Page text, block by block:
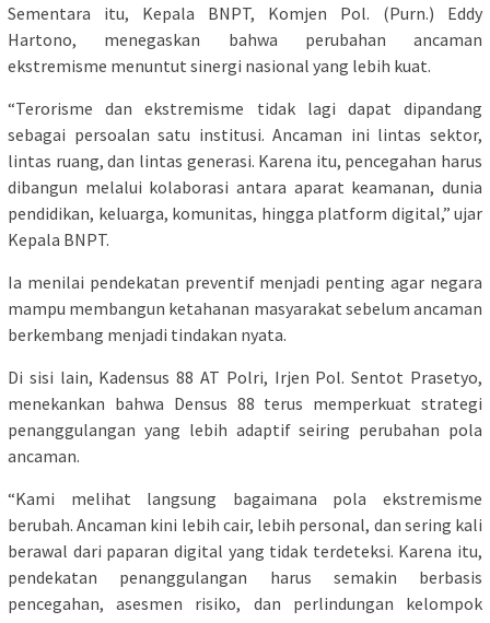
Sementara itu, Kepala BNPT, Komjen Pol. (Purn.) Eddy
Hartono, menegaskan bahwa perubahan ancaman
ekstremisme menuntut sinergi nasional yang lebih kuat.
“Terorisme dan ekstremisme tidak lagi dapat dipandang
sebagai persoalan satu institusi. Ancaman ini lintas sektor,
lintas ruang, dan lintas generasi. Karena itu, pencegahan harus
dibangun melalui kolaborasi antara aparat keamanan, dunia
pendidikan, keluarga, komunitas, hingga platform digital,” ujar
Kepala BNPT.
Ia menilai pendekatan preventif menjadi penting agar negara
mampu membangun ketahanan masyarakat sebelum ancaman
berkembang menjadi tindakan nyata.
Di sisi lain, Kadensus 88 AT Polri, Irjen Pol. Sentot Prasetyo,
menekankan bahwa Densus 88 terus memperkuat strategi
penanggulangan yang lebih adaptif seiring perubahan pola
ancaman.
“Kami melihat langsung bagaimana pola ekstremisme
berubah. Ancaman kini lebih cair, lebih personal, dan sering kali
berawal dari paparan digital yang tidak terdeteksi. Karena itu,
pendekatan penanggulangan harus semakin berbasis
pencegahan, asesmen risiko, dan perlindungan kelompok